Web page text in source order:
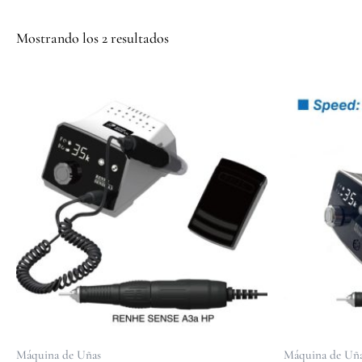
Mostrando los 2 resultados
Máquina de Uñas Máquina de